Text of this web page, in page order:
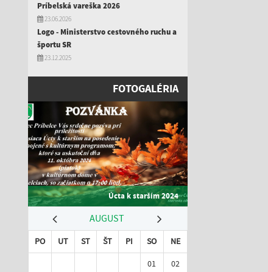
Príbelská vareška 2026
23.06.2026
Logo - Ministerstvo cestovného ruchu a
športu SR
23.12.2025
FOTOGALÉRIA
Úcta k starším 2024
AUGUST
PO UT ST ŠT PI SO
NE
01
02